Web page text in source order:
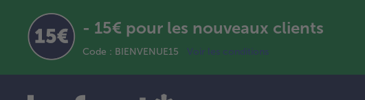
- 15€ pour les nouveaux clients
Code : BIENVENUE15 Voir les conditions